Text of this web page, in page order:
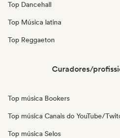
Top Dancehall
Top Música latina
Top Reggaeton
Curadores/
Top música Bookers
Top música Canais do YouTube/
Top música Selos